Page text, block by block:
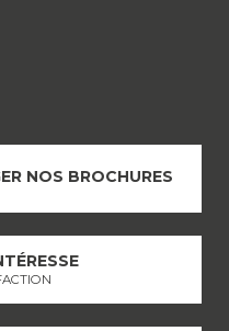
NOS BROCHURES